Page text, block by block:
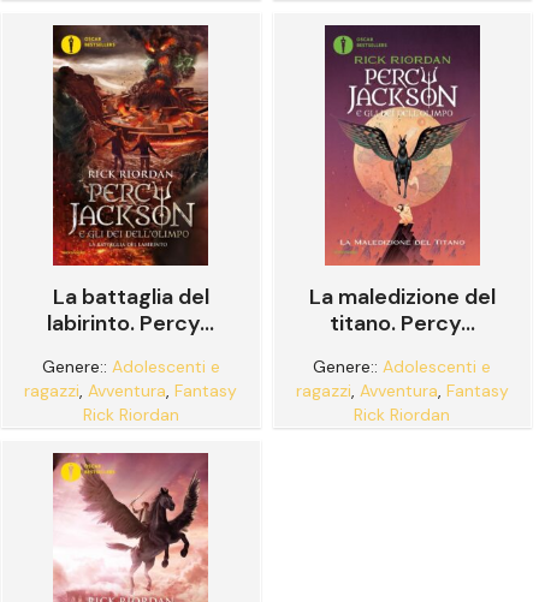
La battaglia del
labirinto. Percy...
Genere:: Adolescenti e
ragazzi,Avventura,Fantasy
Rick Riordan
La maledizione del
titano. Percy...
Genere::Adolescenti e
ragazzi, Avventura, Fantasy
Rick Riordan